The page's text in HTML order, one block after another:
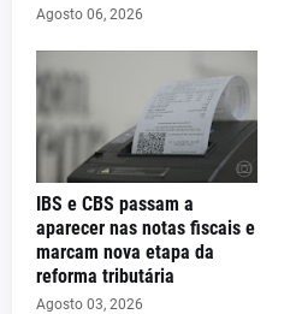
Agosto 06, 2026
IBS e CBS passam a
aparecer nas notas fiscais e
marcam nova etapa da
reforma tributária
Agosto 03, 2026